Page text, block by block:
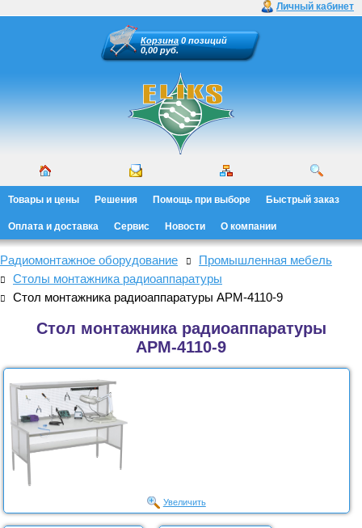
Личный кабинет
Корзина 0 позиций
0,00 руб.
Товары и цены Решения Помощь при выборе Быстрый заказ
Оплата и доставка Сервис Новости О компании
Радиомонтажное оборудование
Промышленная мебель
Столы монтажника радиоаппаратуры
Стол монтажника радиоаппаратуры АРМ-4110-9
Стол монтажника радиоаппаратуры
АРМ-4110-9
Увеличить